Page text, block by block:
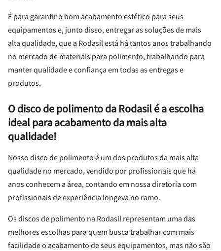
É para garantir o bom acabamento estético para seus
equipamentos e, junto disso, entregar as soluções de mais
alta qualidade, que a Rodasil está há tantos anos trabalhando
no mercado de materiais para polimento, trabalhando para
manter qualidade e confiança em todas as entregas e
produtos.
O disco de polimento da Rodasil é a escolha
ideal para acabamento da mais alta
qualidade!
Nosso disco de polimento é um dos produtos da mais alta
qualidade no mercado, vendido por profissionais que há
anos conhecem a área, contando em nossa diretoria com
profissionais de experiência longeva no ramo.
Os discos de polimento na Rodasil representam uma das
melhores escolhas para quem busca trabalhar com mais
facilidade o acabamento de seus equipamentos, mas não são